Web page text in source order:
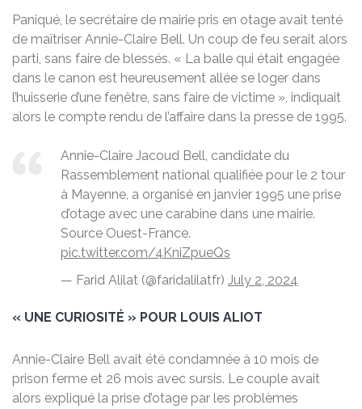
Paniqué, le secrétaire de mairie pris en otage avait tenté
de maîtriser Annie-Claire Bell. Un coup de feu serait alors
parti, sans faire de blessés. « La balle qui était engagée
dans le canon est heureusement allée se loger dans
l’huisserie d’une fenêtre, sans faire de victime », indiquait
alors le compte rendu de l’affaire dans la presse de 1995.
Annie-Claire Jacoud Bell, candidate du
Rassemblement national qualifiée pour le 2 tour
à Mayenne, a organisé en janvier 1995 une prise
d’otage avec une carabine dans une mairie.
Source Ouest-France.
pic.twitter.com/4KniZpueQs
— Farid Alilat (@faridalilatfr) July 2, 2024
« UNE CURIOSITÉ » POUR LOUIS ALIOT
Annie-Claire Bell avait été condamnée à 10 mois de
prison ferme et 26 mois avec sursis. Le couple avait
alors expliqué la prise d’otage par les problèmes